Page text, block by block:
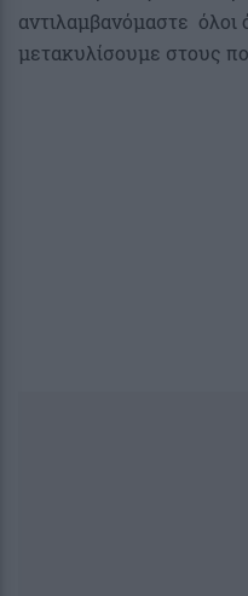
αντιλαμβανόμαστε όλοι
μετακυλίσουμε στους